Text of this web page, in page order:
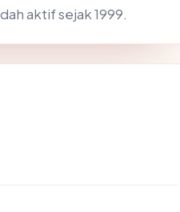
aktif sejak 1999.